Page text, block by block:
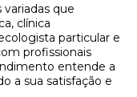
variadas que
clínica
particular e
profissionais
entende a
a sua satisfação e